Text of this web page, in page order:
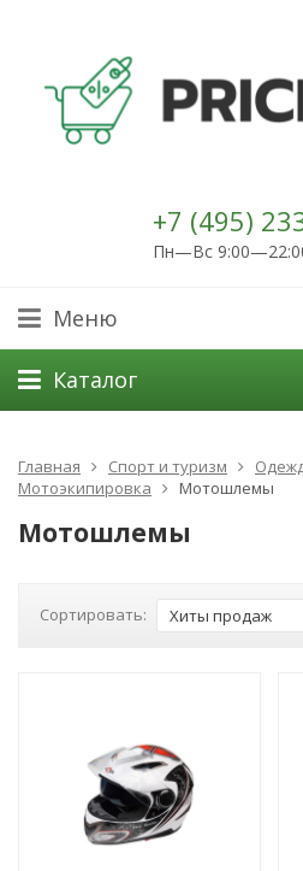
+7 (495)
Пн—Вс
Меню
Каталог
Главная Спорт и туризм
Мотоэкипировка
Мотошлемы
Мотошлемы
Сортировать: Хиты продаж